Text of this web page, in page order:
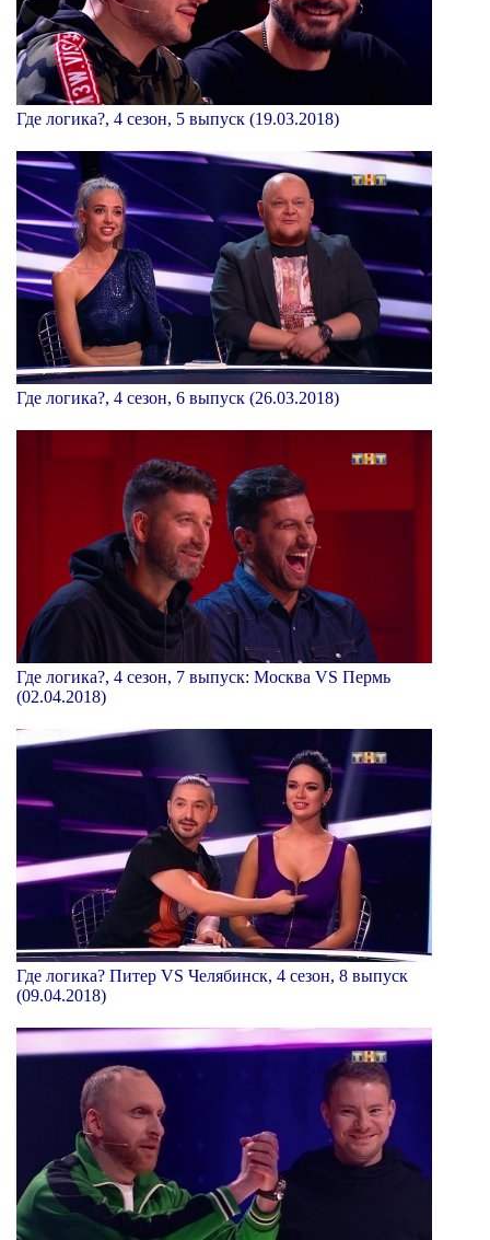
Где логика?, 4 сезон, 5 выпуск (19.03.2018)
Где логика?, 4 сезон, 6 выпуск (26.03.2018)
Где логика?, 4 сезон, 7 выпуск: Москва VS Пермь
(02.04.2018)
Где логика? Питер VS Челябинск, 4 сезон, 8 выпуск
(09.04.2018)